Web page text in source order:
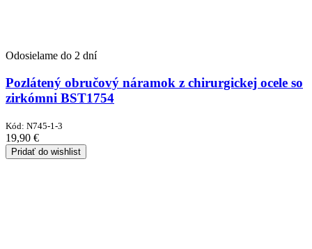
Odosielame do 2 dní
Pozlátený obručový náramok z chirurgickej ocele so
zirkómni BST1754
Kód: N745-1-3
19,90 €
Pridať do wishlist